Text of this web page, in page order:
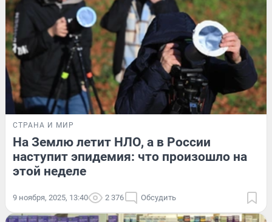
СТРАНА И МИР
На Землю летит НЛО, а в России
наступит эпидемия: что произошло на
этой неделе
9 ноября, 2025, 13:40 2 376 Обсудить